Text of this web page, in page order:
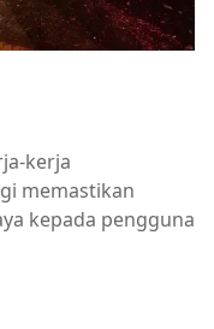
kerja
memastikan
kepada pengguna